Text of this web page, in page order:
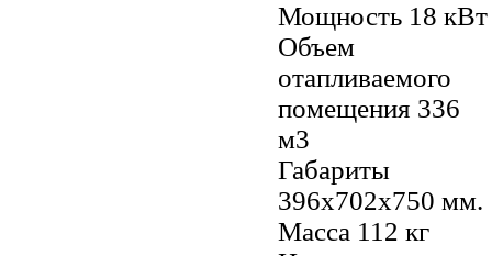
Мощность 18 кВт
Объем
отапливаемого
помещения 336
м3
Габариты
396x702x750 мм.
Масса 112 кг